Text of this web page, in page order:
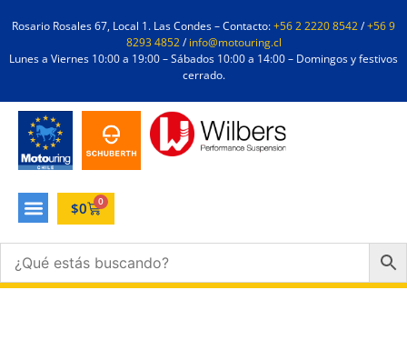
Rosario Rosales 67, Local 1. Las Condes – Contacto:+56 2 2220 8542/+56 9
8293 4852/info@motouring.cl
Lunes a Viernes 10:00 a 19:00 – Sábados 10:00 a 14:00 – Domingos y festivos
cerrado.
$0 0